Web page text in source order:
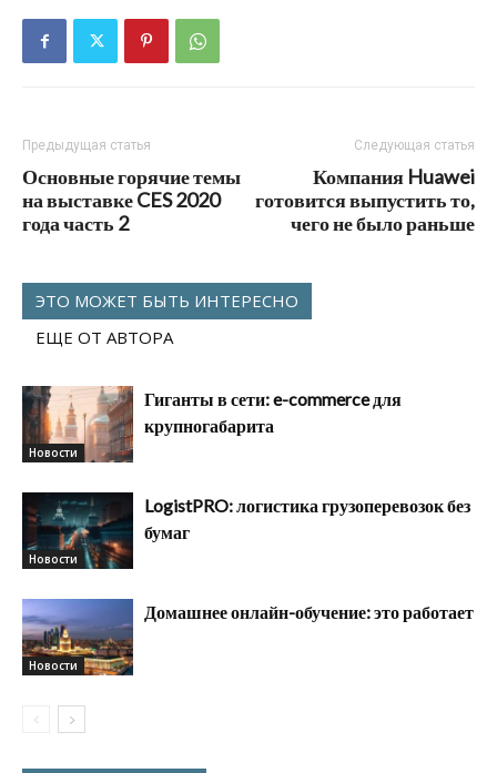
Предыдущая статья
Основные горячие темы
на выставке CES 2020
года часть 2
Следующая статья
Компания Huawei
готовится выпустить то,
чего не было раньше
ЭТО МОЖЕТ БЫТЬ ИНТЕРЕСНО
ЕЩЕ ОТ АВТОРА
Новости
Гиганты в сети: e-commerce для
крупногабарита
Новости
LogistPRO: логистика грузоперевозок без
бумаг
Новости
Домашнее онлайн-обучение: это работает